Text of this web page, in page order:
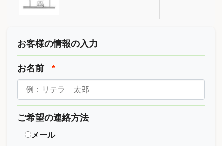
お客様の情報の入力
お名前 *
ご希望の連絡方法
メール